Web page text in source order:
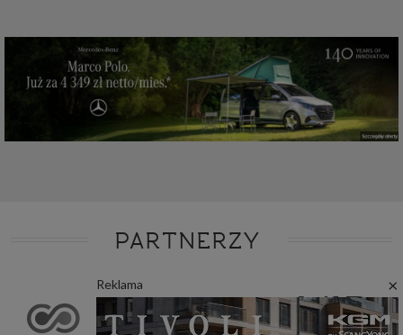
Reklama ×
PARTNERZY